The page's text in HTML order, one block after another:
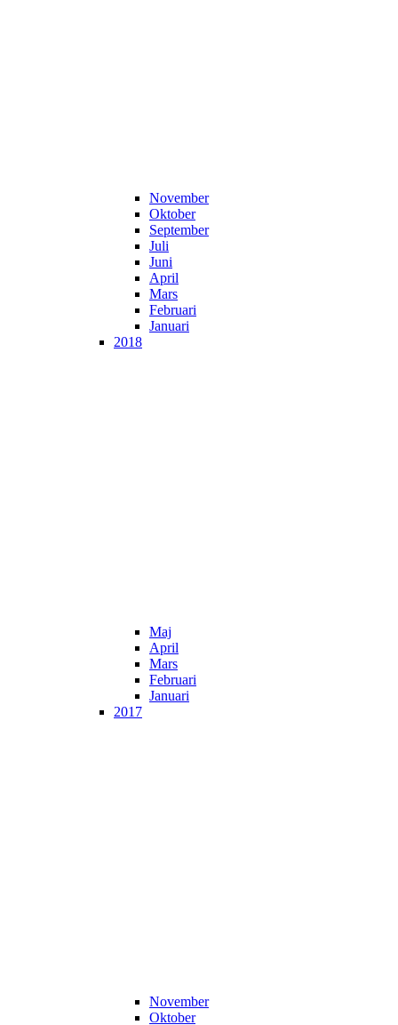
November
Oktober
September
Juli
Juni
April
Mars
Februari
Januari
2018
Maj
April
Mars
Februari
Januari
2017
November
Oktober